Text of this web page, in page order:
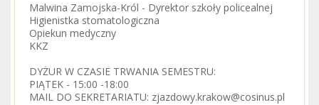
Malwina Zamojska-Król - Dyrektor szkoły policealnej
Higienistka stomatologiczna
Opiekun medyczny
KKZ
DYŻUR W CZASIE TRWANIA SEMESTRU:
PIĄTEK - 15:00 -18:00
MAIL DO SEKRETARIATU: zjazdowy.krakow@cosinus.pl